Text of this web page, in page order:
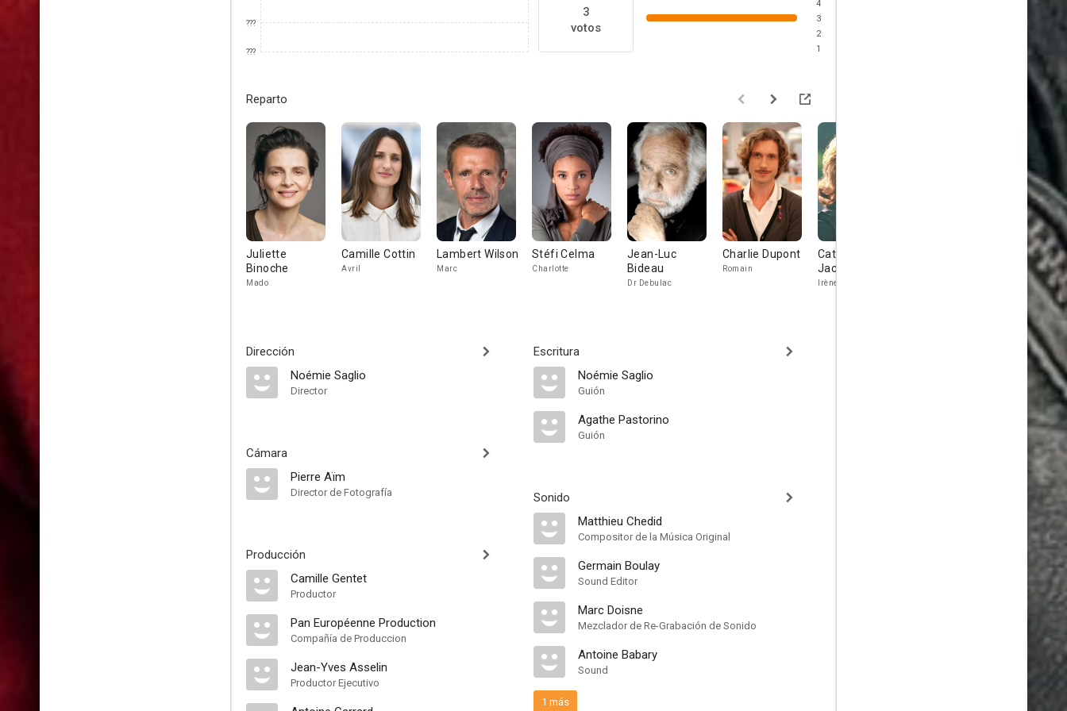
???
???
3
votos
4
3
2
1
Reparto
Juliette
Binoche
Mado
Camille Cottin
Avril
Lambert Wilson
Marc
Stéfi Celma
Charlotte
Jean-Luc
Bideau
Dr Debulac
Charlie Dupont
Romain
Catherine
Jacob
Irène
Olivia Côte
Cécile
Dirección
Noémie Saglio
Director
Cámara
Pierre Aïm
Director de Fotografía
Producción
Camille Gentet
Productor
Pan Européenne Production
Compañía de Produccion
Jean-Yves Asselin
Productor Ejecutivo
Escritura
Noémie Saglio
Guión
Agathe Pastorino
Guión
Sonido
Matthieu Chedid
Compositor de la Música Original
Germain Boulay
Sound Editor
Marc Doisne
Mezclador de Re-Grabación de Sonido
Antoine Babary
Sound
1 más